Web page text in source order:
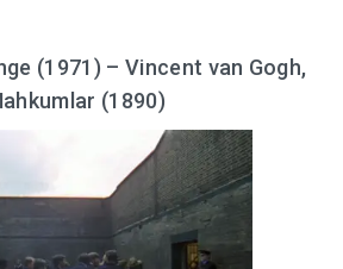
(1971) – Vincent van Gogh,
(1890)